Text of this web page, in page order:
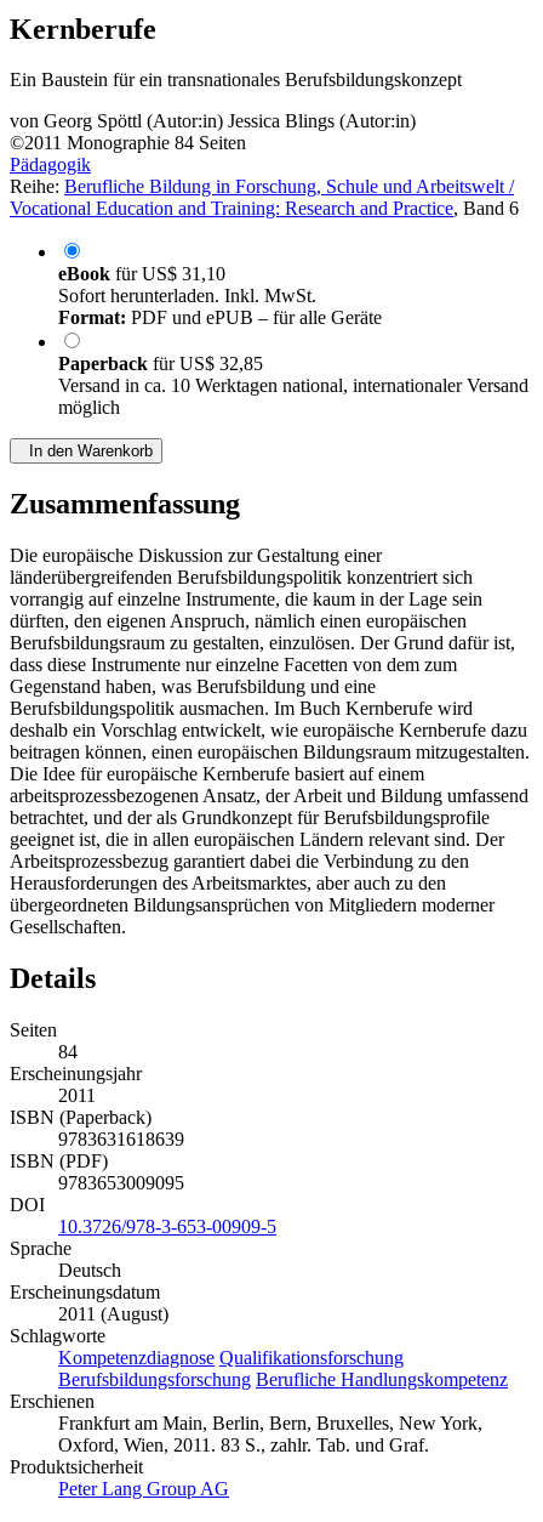
Kernberufe
Ein Baustein für ein transnationales Berufsbildungskonzept
von Georg Spöttl (Autor:in) Jessica Blings (Autor:in)
©2011 Monographie 84 Seiten
Pädagogik
Reihe: Berufliche Bildung in Forschung, Schule und Arbeitswelt /
Vocational Education and Training: Research and Practice, Band 6
eBook fürUS$ 31,10
Sofort herunterladen. Inkl. MwSt.
Format: PDF und ePUB – für alle Geräte
Paperback fürUS$ 32,85
Versand in ca. 10 Werktagen national, internationaler Versand
möglich
In den Warenkorb
Zusammenfassung
Die europäische Diskussion zur Gestaltung einer
länderübergreifenden Berufsbildungspolitik konzentriert sich
vorrangig auf einzelne Instrumente, die kaum in der Lage sein
dürften, den eigenen Anspruch, nämlich einen europäischen
Berufsbildungsraum zu gestalten, einzulösen. Der Grund dafür ist,
dass diese Instrumente nur einzelne Facetten von dem zum
Gegenstand haben, was Berufsbildung und eine
Berufsbildungspolitik ausmachen. Im Buch Kernberufe wird
deshalb ein Vorschlag entwickelt, wie europäische Kernberufe dazu
beitragen können, einen europäischen Bildungsraum mitzugestalten.
Die Idee für europäische Kernberufe basiert auf einem
arbeitsprozessbezogenen Ansatz, der Arbeit und Bildung umfassend
betrachtet, und der als Grundkonzept für Berufsbildungsprofile
geeignet ist, die in allen europäischen Ländern relevant sind. Der
Arbeitsprozessbezug garantiert dabei die Verbindung zu den
Herausforderungen des Arbeitsmarktes, aber auch zu den
übergeordneten Bildungsansprüchen von Mitgliedern moderner
Gesellschaften.
Details
Seiten
84
Erscheinungsjahr
2011
ISBN (Paperback)
9783631618639
ISBN (PDF)
9783653009095
DOI
10.3726/978-3-653-00909-5
Sprache
Deutsch
Erscheinungsdatum
2011 (August)
Schlagworte
Kompetenzdiagnose Qualifikationsforschung
Berufsbildungsforschung Berufliche Handlungskompetenz
Erschienen
Frankfurt am Main, Berlin, Bern, Bruxelles, New York,
Oxford, Wien, 2011. 83 S., zahlr. Tab. und Graf.
Produktsicherheit
Peter Lang Group AG